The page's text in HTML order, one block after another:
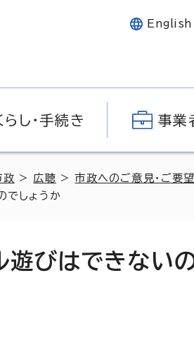
English
らし・手続き 事業
政 > 広聴 >市政へのご意見・ご要望
でしょうか
遊びはできない